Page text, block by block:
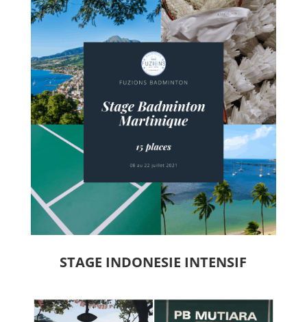
STAGE INDONESIE INTENSIF